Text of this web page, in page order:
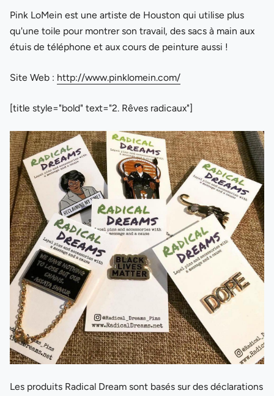
Pink LoMein est une artiste de Houston qui utilise plus
qu'une toile pour montrer son travail, des sacs à main aux
étuis de téléphone et aux cours de peinture aussi !
Site Web : http://www.pinklomein.com/
[title style="bold" text="2. Rêves radicaux"]
Les produits Radical Dream sont basés sur des déclarations